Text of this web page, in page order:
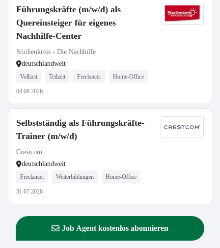
Führungskräfte (m/w/d) als
Quereinsteiger für eigenes
Nachhilfe-Center
Studienkreis - Die Nachhilfe
deutschlandweit
Vollzeit Teilzeit Freelancer Home-Office
04.08.2026
Selbstständig als Führungskräfte-
Trainer (m/w/d)
Crestcom
deutschlandweit
Freelancer Weiterbildungen Home-Office
31.07.2026
Job Agent kostenlos abonnieren